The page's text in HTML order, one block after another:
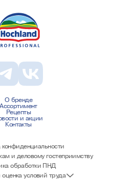
О бренде
Ассортимент
Рецепты
и акции
Контакты
конфиденциальности
и деловому гостеприимству
обработки ПНД
условий труда